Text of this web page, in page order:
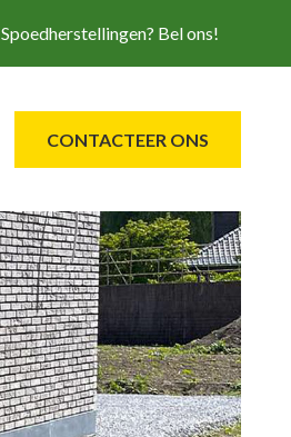
Spoedherstellingen? Bel ons!
CONTACTEER ONS